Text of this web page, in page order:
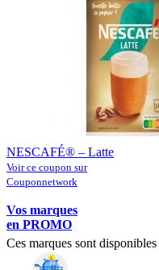
NESCAFÉ® – Latte
Voir ce coupon sur
Couponnetwork
Vos marques
en PROMO
Ces marques sont